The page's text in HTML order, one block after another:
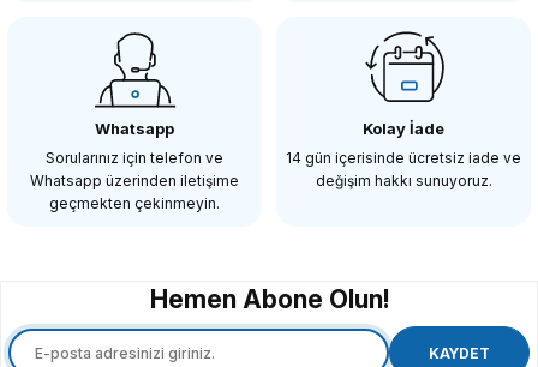
PATONA Premium 188A RGB Yumuşak Fotoğraf ve Video Işığı
10.945,04 TL
PATONA Premium PT72 RGB BiColor Fotoğraf ve Video Işığı
Whatsapp
Sorularınız için telefon ve
Whatsapp üzerinden iletişime
geçmekten çekinmeyin.
Kolay İade
14 gün içerisinde ücretsiz iade ve
değişim hakkı sunuyoruz.
Hemen Abone Olun!
KAYDET